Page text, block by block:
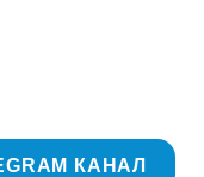
КАНАЛ